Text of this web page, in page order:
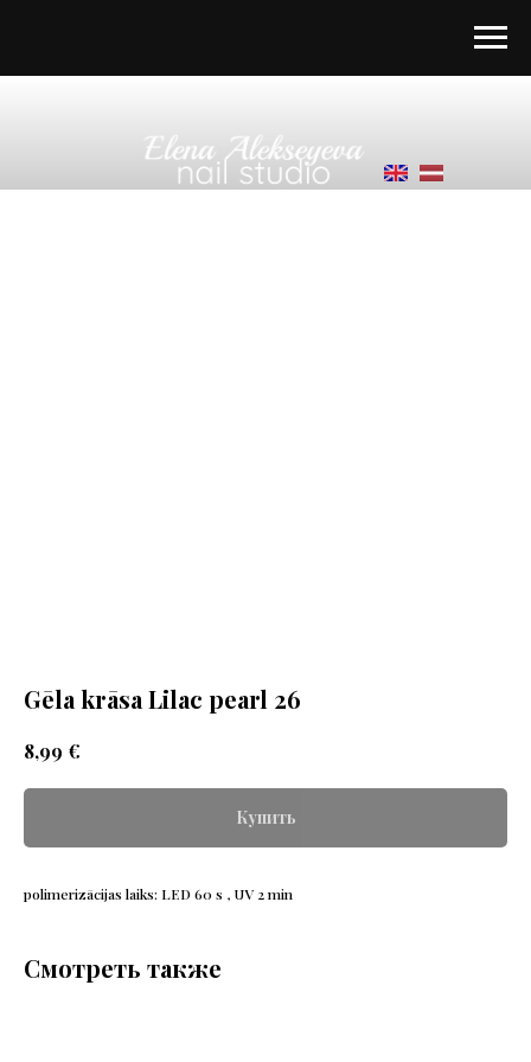
Gēla krāsa Lilac pearl 26
8,99 €
Купить
polimerizācijas laiks: LED 60 s , UV 2 min
Смотреть также